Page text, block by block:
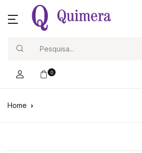
0
Home